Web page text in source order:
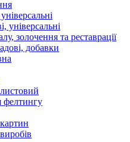
універсальні
золочення та реставрації
добавки
фелтингу